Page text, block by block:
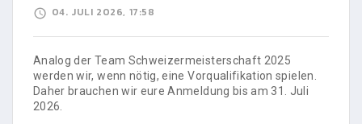
04. JULI 2026, 17:58
Analog der Team Schweizermeisterschaft 2025
werden wir, wenn nötig, eine Vorqualifikation spielen.
Daher brauchen wir eure Anmeldung bis am 31. Juli
2026.